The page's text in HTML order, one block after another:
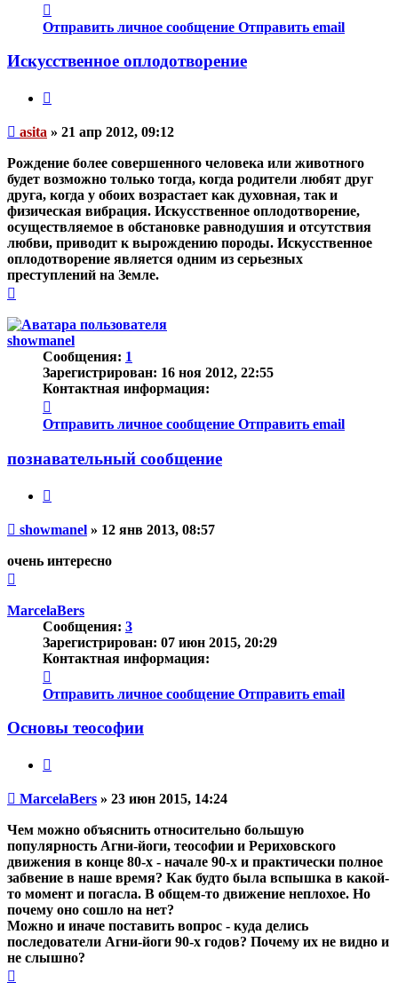
информация
пользователя
Отправить личное сообщение Отправить email
Искусственное оплодотворение
Непрочитанное
asita » 21 апр 2012, 09:12
Рождение более совершенного человека или животного
будет возможно только тогда, когда родители любят друг
друга, когда у обоих возрастает как духовная, так и
физическая вибрация. Искусственное оплодотворение,
осуществляемое в обстановке равнодушия и отсутствия
любви, приводит к вырождению породы. Искусственное
оплодотворение является одним из серьезных
преступлений на Земле.
началу
showmanel
Сообщения: 1
Зарегистрирован: 16 ноя 2012, 22:55
Контактная информация:
информация
пользователя
Отправить личное сообщение Отправить email
познавательный сообщение
Непрочитанное
showmanel » 12 янв 2013, 08:57
очень интересно
началу
MarcelaBers
Сообщения: 3
Зарегистрирован: 07 июн 2015, 20:29
Контактная информация:
информация
пользователя
MarcelaBers
Отправить личное сообщение Отправить email
Основы теософии
Непрочитанное
MarcelaBers » 23 июн 2015, 14:24
Чем можно объяснить относительно большую
популярность Агни-йоги, теософии и Рериховского
движения в конце 80-х - начале 90-х и практически полное
забвение в наше время? Как будто была вспышка в какой-
то момент и погасла. В общем-то движение неплохое. Но
почему оно сошло на нет?
Можно и иначе поставить вопрос - куда делись
последователи Агни-йоги 90-х годов? Почему их не видно и
не слышно?